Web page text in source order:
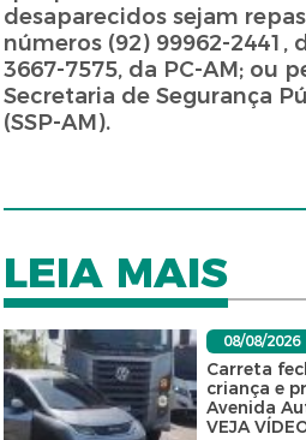
desaparecidos sejam
números (92) 99962-2441,
3667-7575, da PC-AM; ou
Secretaria de Segurança
(SSP-AM).
LEIA MAIS
08/08/2026
Carreta
criança e
Avenida
VEJA